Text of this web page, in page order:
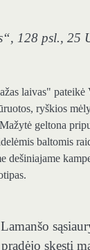
128 psl., 25
skęsti